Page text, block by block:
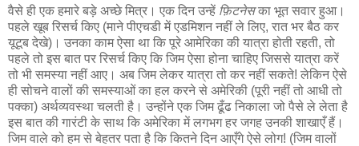
वैसे ही एक हमारे बड़े अच्छे मित्र। एक दिन उन्हें फ़िटनेसका भूत सवार हुआ।
पहले खूब रिसर्च किए (माने पीएचडी में एडमिशन नहीं ले लिए, रात भर बैठ कर
यूटूब देखे)। उनका काम ऐसा था कि पूरे आमेरिका की यात्रा होती रहती, तो
पहले तो इस बात पर रिसर्च किए कि जिम ऐसा होना चाहिए जिससे यात्रा करें
तो भी समस्या नहीं आए। अब जिम लेकर यात्रा तो कर नहीं सकते! लेकिन ऐसे
ही सोचने वालों की समस्याओं का हल करने से अमेरिकी (पूरी नहीं तो आधी तो
पक्का) अर्थव्यवस्था चलती है। उन्होंने एक जिम ढूँढ निकाला जो पैसे ले लेता है
इस बात की गारंटी के साथ कि अमेरिका में लगभग हर जगह उनकी शाखाएँ हैं।
जिम वाले को हम से बेहतर पता है कि कितने दिन आएँगे ऐसे लोग! (जिम वालों